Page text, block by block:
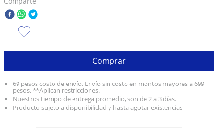
Comprar
69 pesos costo de envío. Envío sin costo en montos mayores a 699
pesos. **Aplican restricciones.
Nuestros tiempo de entrega promedio, son de 2 a 3 días.
Producto sujeto a disponibilidad y hasta agotar existencias
10